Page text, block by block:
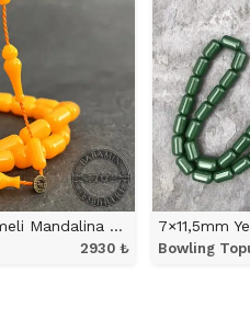
7×11,5mm Uzun İmameli Mandalina Rengi Bowling Topu Katalin Tesbih
2930 ₺ Bowling